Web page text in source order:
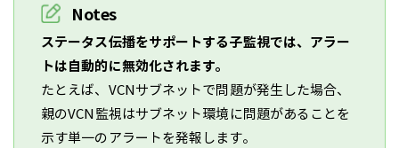
Notes
ステータス伝播をサポートする子監視では、アラー
トは自動的に無効化されます。
たとえば、VCNサブネットで問題が発生した場合、
親のVCN監視はサブネット環境に問題があることを
示す単一のアラートを発報します。